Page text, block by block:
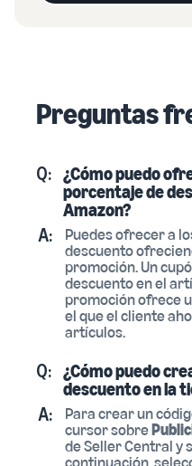
Preguntas
Q: ¿Cómo puedo
porcentaje de
Amazon?
A:
Puedes ofrecer a
descuento
promoción. Un
descuento en el
promoción ofrece
el que el cliente
artículos.
Q: ¿Cómo puedo
descuento en la
A:
Para crear un
cursor sobre
de Seller Central y